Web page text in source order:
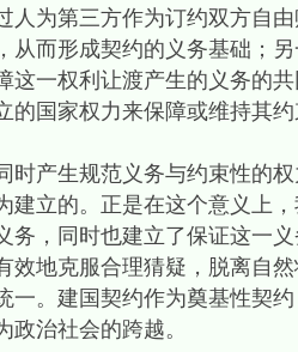
人为第三方作为订约双方自
从而形成契约的义务基础；
这一权利让渡产生的义务的
的国家权力来保障或维持其
产生规范义务与约束性的权
建立的。正是在这个意义上
务，同时也建立了保证这一
效地克服合理猜疑，脱离自
一。建国契约作为奠基性契
治社会的跨越。